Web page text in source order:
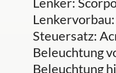
Steuersatz:
Beleuchtung
Beleuchtung